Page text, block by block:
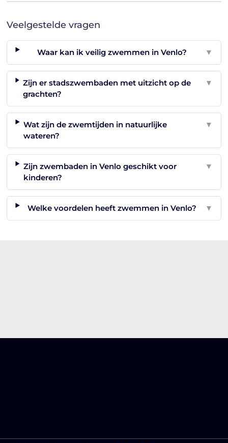
Veelgestelde vragen
Waar kan ik veilig zwemmen in Venlo? ▼
Zijn er stadszwembaden met uitzicht op de
grachten?
▼
Wat zijn de zwemtijden in natuurlijke
wateren?
▼
Zijn zwembaden in Venlo geschikt voor
kinderen?
▼
Welke voordelen heeft zwemmen in Venlo? ▼